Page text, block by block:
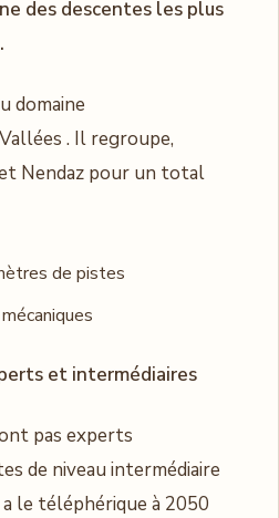
des descentes les plus
domaine
. Il regroupe,
Nendaz pour un total
de pistes
et intermédiaires
pas experts
de niveau intermédiaire
le téléphérique à 2050